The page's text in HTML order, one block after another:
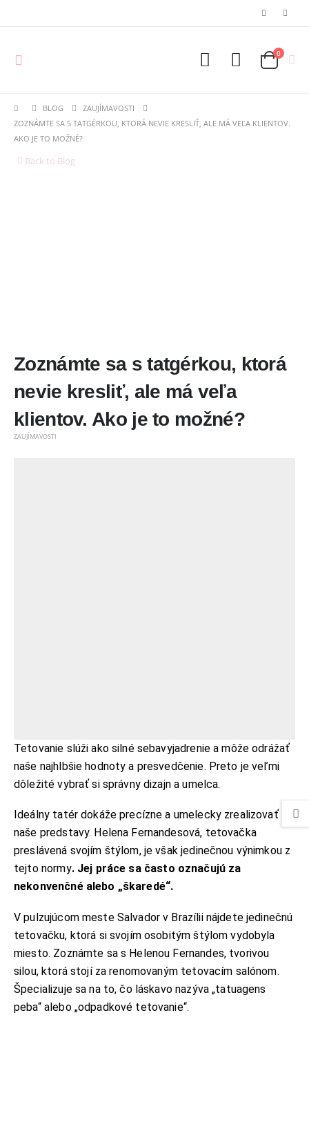
0
BLOG
ZAUJÍMAVOSTI
ZOZNÁMTE SA S TATGÉRKOU, KTORÁ NEVIE KRESLIŤ, ALE MÁ VEĽA KLIENTOV.
AKO JE TO MOŽNÉ?
Back to Blog
Zoznámte sa s tatgérkou, ktorá
nevie kresliť, ale má veľa
klientov. Ako je to možné?
ZAUJÍMAVOSTI
Tetovanie slúži ako silné sebavyjadrenie a môže odrážať
naše najhlbšie hodnoty a presvedčenie. Preto je veľmi
dôležité vybrať si správny dizajn a umelca.
Ideálny tatér dokáže precízne a umelecky zrealizovať
naše predstavy. Helena Fernandesová, tetovačka
preslávená svojím štýlom, je však jedinečnou výnimkou z
tejto normy. Jej práce sa často označujú za
nekonvenčné alebo „škaredé“.
V pulzujúcom meste Salvador v Brazílii nájdete jedinečnú
tetovačku, ktorá si svojím osobitým štýlom vydobyla
miesto. Zoznámte sa s Helenou Fernandes, tvorivou
silou, ktorá stojí za renomovaným tetovacím salónom.
Špecializuje sa na to, čo láskavo nazýva „tatuagens
peba“ alebo „odpadkové tetovanie“.